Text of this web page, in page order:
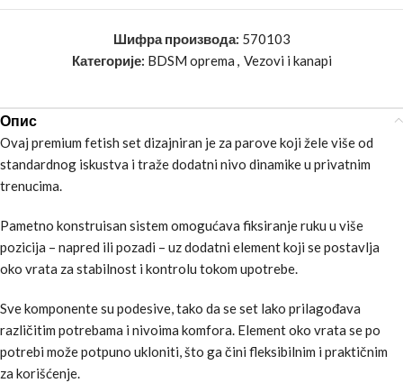
Шифра производа: 570103
Категорије: BDSM oprema , Vezovi i kanapi
Опис
Ovaj premium fetish set dizajniran je za parove koji žele više od
standardnog iskustva i traže dodatni nivo dinamike u privatnim
trenucima.
Pametno konstruisan sistem omogućava fiksiranje ruku u više
pozicija – napred ili pozadi – uz dodatni element koji se postavlja
oko vrata za stabilnost i kontrolu tokom upotrebe.
Sve komponente su podesive, tako da se set lako prilagođava
različitim potrebama i nivoima komfora. Element oko vrata se po
potrebi može potpuno ukloniti, što ga čini fleksibilnim i praktičnim
za korišćenje.